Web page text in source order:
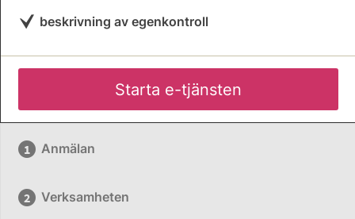
beskrivning av egenkontroll
Starta e-tjänsten
Anmälan
Verksamheten